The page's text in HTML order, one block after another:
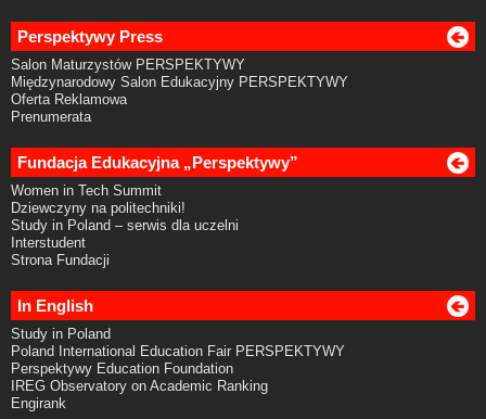
Perspektywy Press
Salon Maturzystów PERSPEKTYWY
Międzynarodowy Salon Edukacyjny PERSPEKTYWY
Oferta Reklamowa
Prenumerata
Fundacja Edukacyjna „Perspektywy”
Women in Tech Summit
Dziewczyny na politechniki!
Study in Poland – serwis dla uczelni
Interstudent
Strona Fundacji
In English
Study in Poland
Poland International Education Fair PERSPEKTYWY
Perspektywy Education Foundation
IREG Observatory on Academic Ranking
Engirank